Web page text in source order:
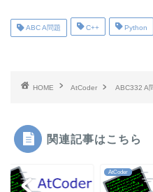
ABC A問題 C++ Python
HOME AtCoder ABC332 A
関連記事はこちら
AtCoder